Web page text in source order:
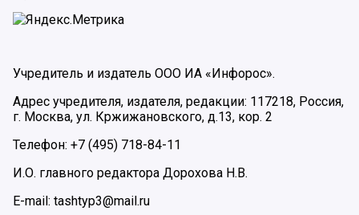
Учредитель и издатель ООО ИА «Инфорос».
Адрес учредителя, издателя, редакции: 117218, Россия,
г. Москва, ул. Кржижановского, д.13, кор. 2
Телефон: +7 (495) 718-84-11
И.О. главного редактора Дорохова Н.В.
E-mail: tashtyp3@mail.ru